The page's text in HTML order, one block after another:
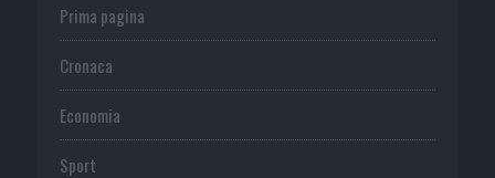
Prima pagina
Cronaca
Economia
Sport